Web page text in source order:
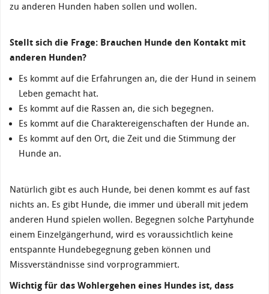
zu anderen Hunden haben sollen und wollen.
Stellt sich die Frage: Brauchen Hunde den Kontakt mit
anderen Hunden?
Es kommt auf die Erfahrungen an, die der Hund in seinem
Leben gemacht hat.
Es kommt auf die Rassen an, die sich begegnen.
Es kommt auf die Charaktereigenschaften der Hunde an.
Es kommt auf den Ort, die Zeit und die Stimmung der
Hunde an.
Natürlich gibt es auch Hunde, bei denen kommt es auf fast
nichts an. Es gibt Hunde, die immer und überall mit jedem
anderen Hund spielen wollen. Begegnen solche Partyhunde
einem Einzelgängerhund, wird es voraussichtlich keine
entspannte Hundebegegnung geben können und
Missverständnisse sind vorprogrammiert.
Wichtig für das Wohlergehen eines Hundes ist, dass